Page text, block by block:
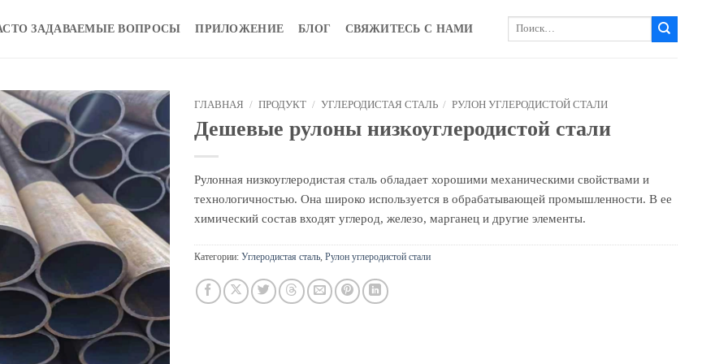
ЗАДАВАЕМЫЕ ВОПРОСЫ ПРИЛОЖЕНИЕ БЛОГ СВЯЖИТЕСЬ С НАМИ
Искать:
ГЛАВНАЯ / ПРОДУКТ / УГЛЕРОДИСТАЯ СТАЛЬ / РУЛОН УГЛЕРОДИСТОЙ СТАЛИ
Дешевые рулоны низкоуглеродистой стали
Рулонная низкоуглеродистая сталь обладает хорошими механическими свойствами и
технологичностью. Она широко используется в обрабатывающей промышленности. В ее
химический состав входят углерод, железо, марганец и другие элементы.
Категории: Углеродистая сталь Рулон углеродистой стали